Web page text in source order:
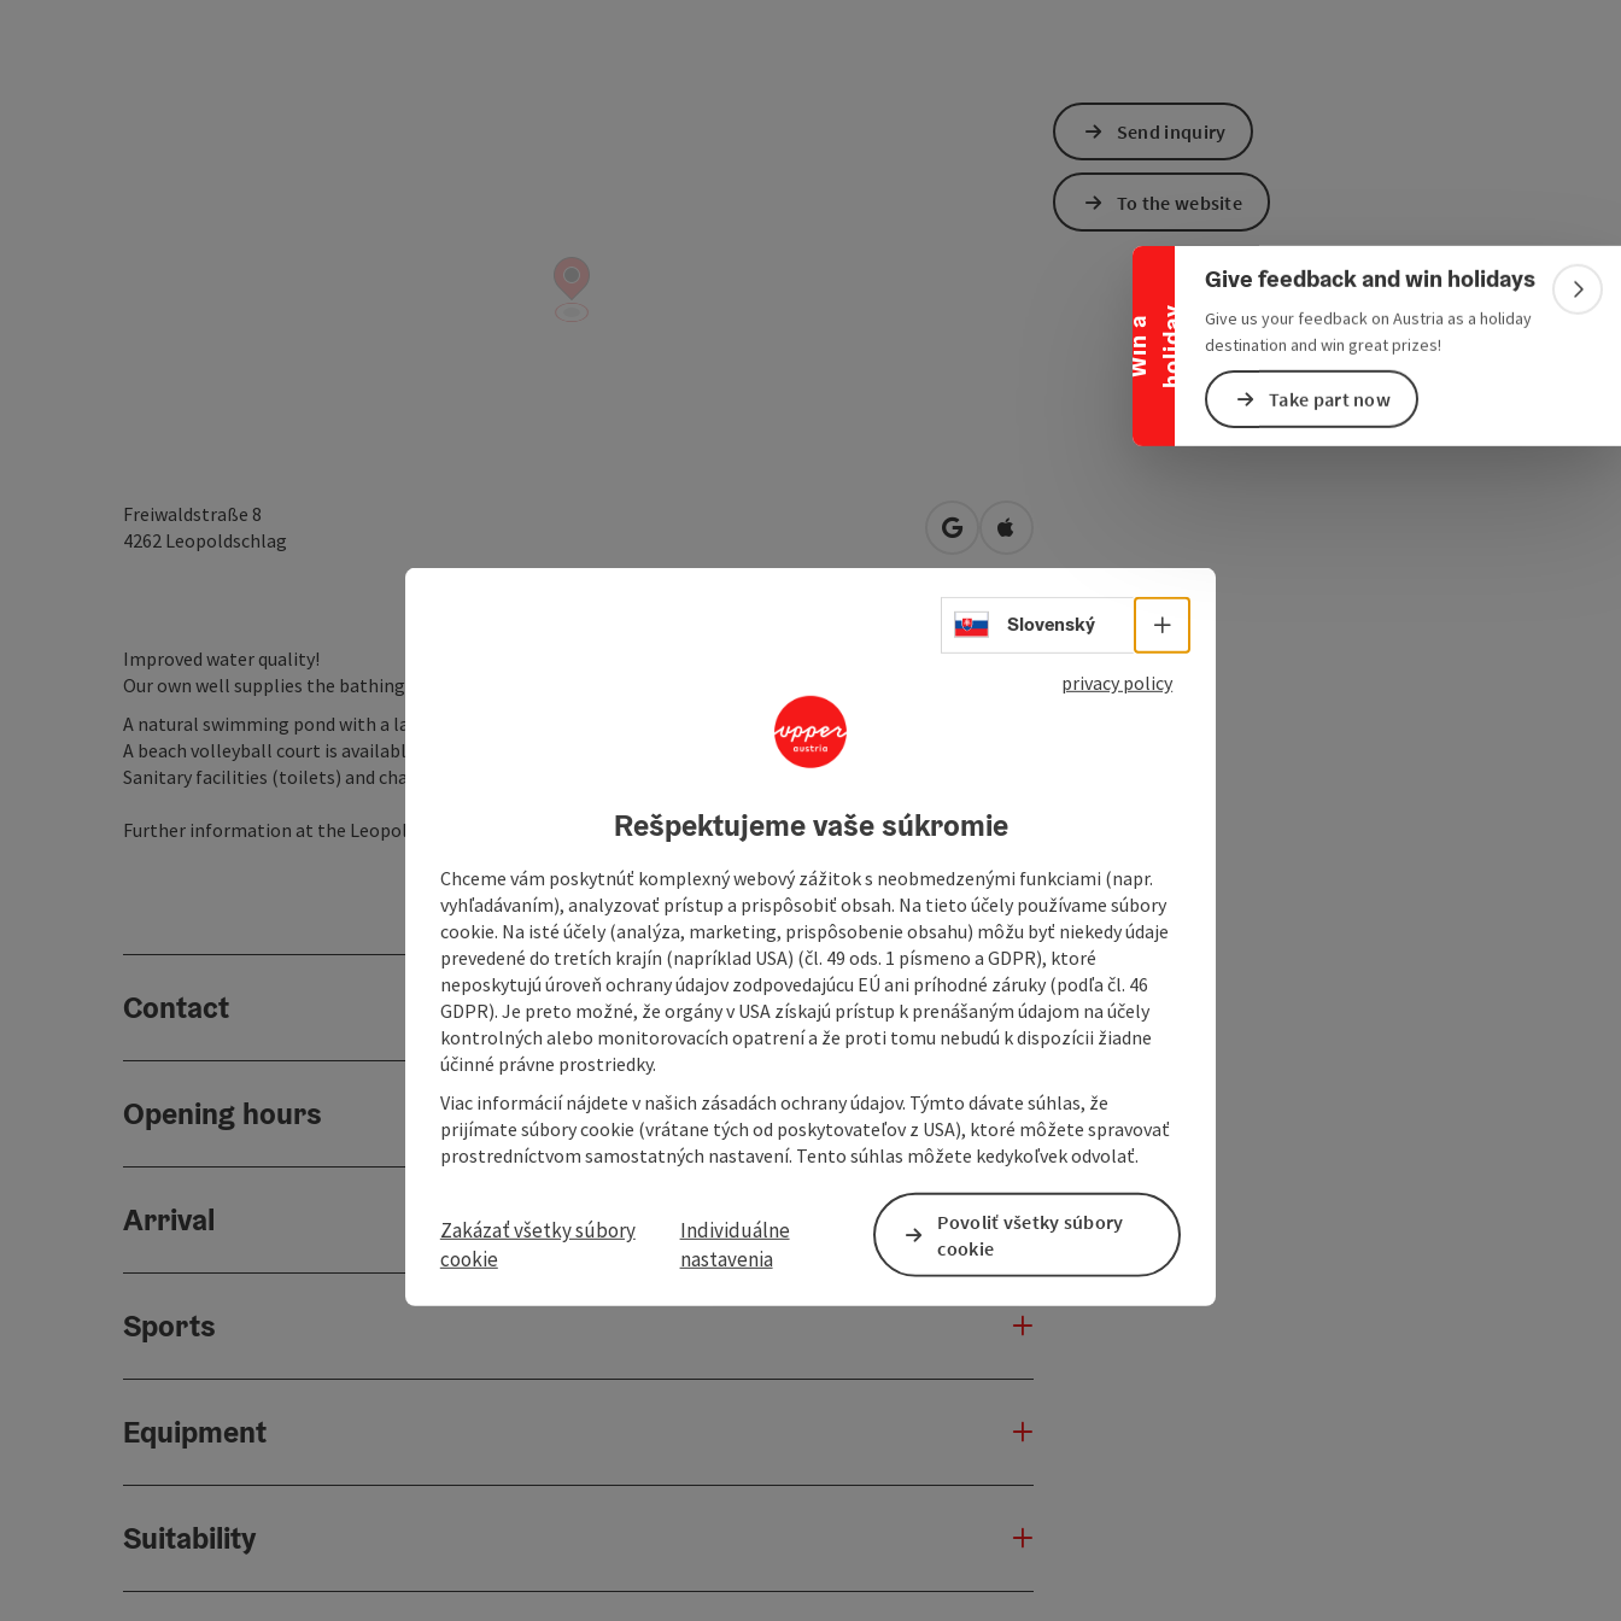
W
i
n
a
h
o
l
i
d
a y
Collapse banner Give feedback and win holidays
Give us your feedback on Austria as a holiday
destination and win great prizes!
Take part now
Freiwaldstraße 8
4262 Leopoldschlag open in Google Maps
Open in Apple Maps
Improved water quality!
Our own well supplies the bathing pond with water
A natural swimming pond with a large sunbathing lawn and children's playground.
A beach volleyball court is available!
Sanitary facilities (toilets) and changing rooms are available.
Further information at the Leopoldschlag municipal office!
Contact
Opening hours
Arrival
Sports
Equipment
Suitability
Send inquiry
To the website
Select language - Open menu
Slovenský
privacy policy
Rešpektujeme vaše súkromie
Chceme vám poskytnúť komplexný webový zážitok s neobmedzenými funkciami (napr.
vyhľadávaním), analyzovať prístup a prispôsobiť obsah. Na tieto účely používame súbory
cookie. Na isté účely (analýza, marketing, prispôsobenie obsahu) môžu byť niekedy údaje
prevedené do tretích krajín (napríklad USA) (čl. 49 ods. 1 písmeno a GDPR), ktoré
neposkytujú úroveň ochrany údajov zodpovedajúcu EÚ ani príhodné záruky (podľa čl. 46
GDPR). Je preto možné, že orgány v USA získajú prístup k prenášaným údajom na účely
kontrolných alebo monitorovacích opatrení a že proti tomu nebudú k dispozícii žiadne
účinné právne prostriedky.
Viac informácií nájdete v našich zásadách ochrany údajov. Týmto dávate súhlas, že
prijímate súbory cookie (vrátane tých od poskytovateľov z USA), ktoré môžete spravovať
prostredníctvom samostatných nastavení. Tento súhlas môžete kedykoľvek odvolať.
Zakázať všetky súbory
cookie
Individuálne
nastavenia
Povoliť všetky súbory
cookie